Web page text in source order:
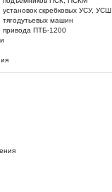
установок скребковых УСУ, УСШ
тягодутьевых машин
привода ПТБ-1200